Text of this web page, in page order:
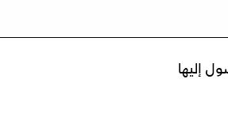
إليها